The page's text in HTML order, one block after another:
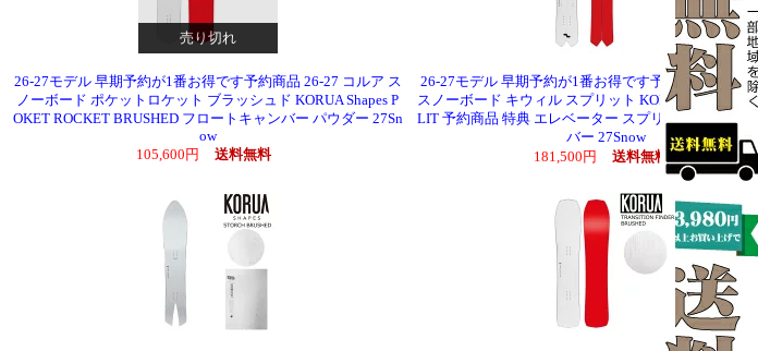
売り切れ
26-27モデル 早期予約が1番お得です予約商品 26-27 コルア ス
ノーボード ポケットロケット ブラッシュド KORUA Shapes P
OKET ROCKET BRUSHED フロートキャンバー パウダー 27Sn
ow
105,600円
送料無料
26-27モデル 早期予約が1番お得です予約商品 26-27
スノーボード キウィル スプリット KORUA Shapes
LIT 予約商品 特典 エレベーター スプリット フロート
バー 27Snow
181,500円
送料無料